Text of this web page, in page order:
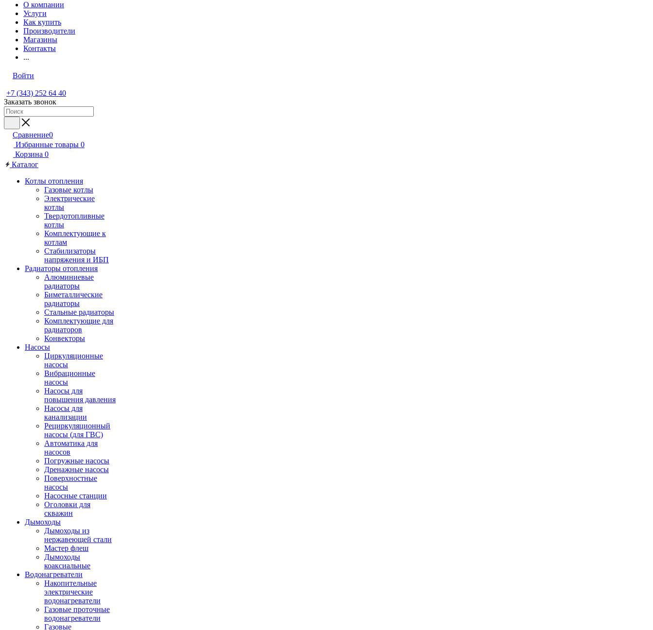
О компании
Услуги
Как купить
Производители
Магазины
Контакты
...
Войти
+7 (343) 252 64 40
Заказать звонок
Сравнение0
Избранные товары 0
Корзина 0
Каталог
Котлы отопления
Газовые котлы
Электрические
котлы
Твердотопливные
котлы
Комплектующие к
котлам
Стабилизаторы
напряжения и ИБП
Радиаторы отопления
Алюминиевые
радиаторы
Биметаллические
радиаторы
Стальные радиаторы
Комплектующие для
радиаторов
Конвекторы
Насосы
Циркуляционные
насосы
Вибрационные
насосы
Насосы для
повышения давления
Насосы для
канализации
Рециркуляционный
насосы (для ГВС)
Автоматика для
насосов
Погружные насосы
Дренажные насосы
Поверхностные
насосы
Насосные станции
Оголовки для
скважин
Дымоходы
Дымоходы из
нержавеющей стали
Мастер флеш
Дымоходы
коаксиальные
Водонагреватели
Накопительные
электрические
водонагреватели
Газовые проточные
водонагреватели
Газовые